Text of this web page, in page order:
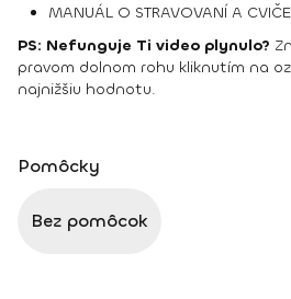
MANUÁL O STRAVOVANÍ A
PS: Nefunguje Ti video plynulo?
pravom dolnom rohu kliknutím na
najnižšiu hodnotu.
Pomôcky
Bez pomôcok